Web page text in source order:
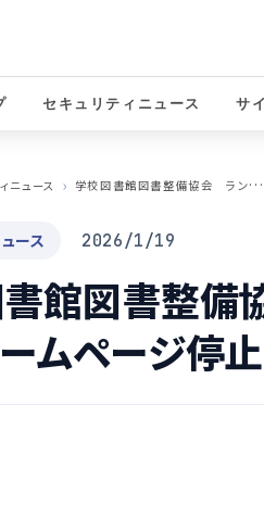
セキュリティニュース サ
ニュース 学
校図書館図書整備協会 ランサムウェア攻撃でホームページ停止 復旧に1カ月の見込み
ース 2026/1/19
館図書整備
ムページ停